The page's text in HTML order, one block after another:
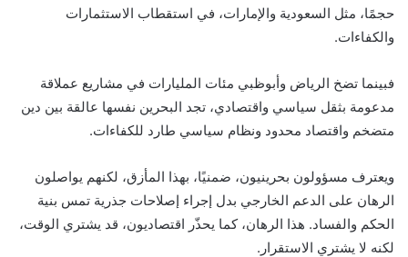
حجمًا، مثل السعودية والإمارات، في استقطاب الاستثمارات
والكفاءات.
فبينما تضخ الرياض وأبوظبي مئات المليارات في مشاريع عملاقة
مدعومة بثقل سياسي واقتصادي، تجد البحرين نفسها عالقة بين دين
متضخم واقتصاد محدود ونظام سياسي طارد للكفاءات.
ويعترف مسؤولون بحرينيون، ضمنيًا، بهذا المأزق، لكنهم يواصلون
الرهان على الدعم الخارجي بدل إجراء إصلاحات جذرية تمس بنية
الحكم والفساد. هذا الرهان، كما يحذّر اقتصاديون، قد يشتري الوقت،
لكنه لا يشتري الاستقرار.